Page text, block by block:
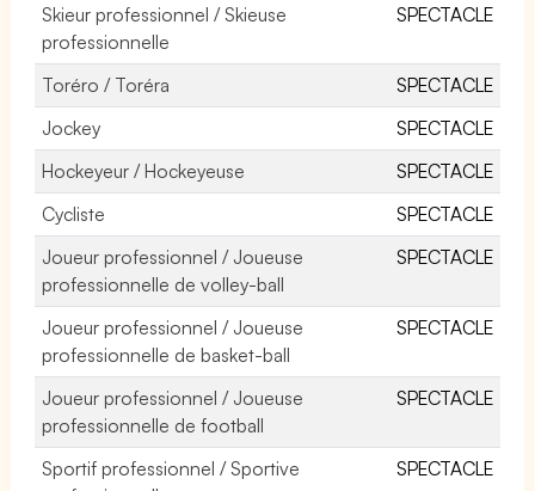
Skieur professionnel / Skieuse
professionnelle
SPECTACLE
Toréro / Toréra
SPECTACLE
Jockey
SPECTACLE
Hockeyeur / Hockeyeuse
SPECTACLE
Cycliste
SPECTACLE
Joueur professionnel / Joueuse
professionnelle de volley-ball
SPECTACLE
Joueur professionnel / Joueuse
professionnelle de basket-ball
SPECTACLE
Joueur professionnel / Joueuse
professionnelle de football
SPECTACLE
Sportif professionnel / Sportive
SPECTACLE